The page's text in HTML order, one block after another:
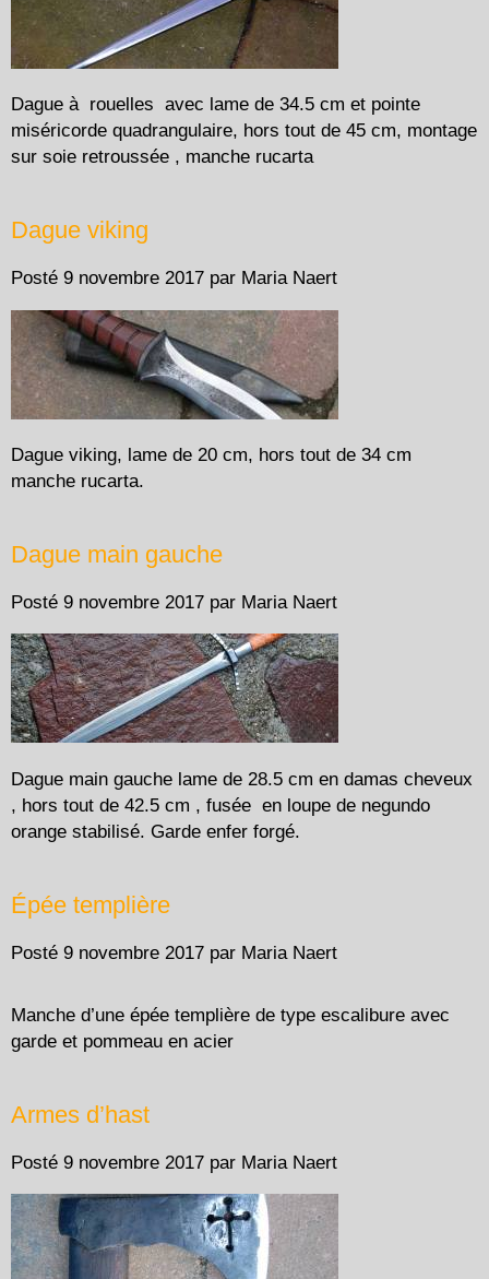
Dague à rouelles avec lame de 34.5 cm et pointe
miséricorde quadrangulaire, hors tout de 45 cm, montage
sur soie retroussée , manche rucarta
Dague viking
Posté 9 novembre 2017 par Maria Naert
Dague viking, lame de 20 cm, hors tout de 34 cm
manche rucarta.
Dague main gauche
Posté 9 novembre 2017 par Maria Naert
Dague main gauche lame de 28.5 cm en damas cheveux
, hors tout de 42.5 cm , fusée en loupe de negundo
orange stabilisé. Garde enfer forgé.
Épée templière
Posté 9 novembre 2017 par Maria Naert
Manche d’une épée templière de type escalibure avec
garde et pommeau en acier
Armes d’hast
Posté 9 novembre 2017 par Maria Naert